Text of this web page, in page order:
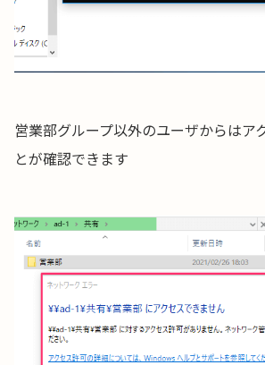
営業部グループ以外のユーザからはア
とが確認できます